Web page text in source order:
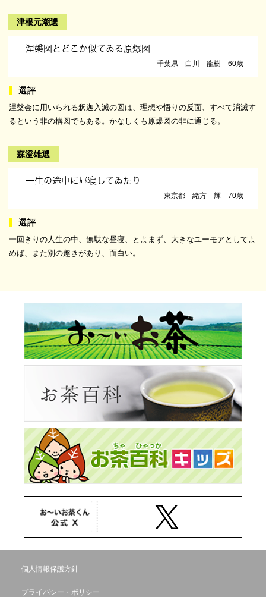
津根元潮選
涅槃図とどこか似てゐる原爆図
千葉県 白川 龍樹 60歳
涅槃会に用いられる釈迦入滅の図は、理想や悟りの反面、すべて消滅す
るという非の構図でもある。かなしくも原爆図の非に通じる。
森澄雄選
一生の途中に昼寝してゐたり
東京都 緒方 輝 70歳
一回きりの人生の中、無駄な昼寝、とよまず、大きなユーモアとしてよ
めば、また別の趣きがあり、面白い。
個人情報保護方針
プライバシー・ポリシー